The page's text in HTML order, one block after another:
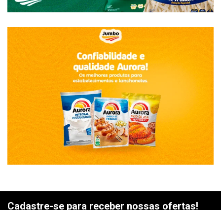
Cadastre-se para receber nossas ofertas!